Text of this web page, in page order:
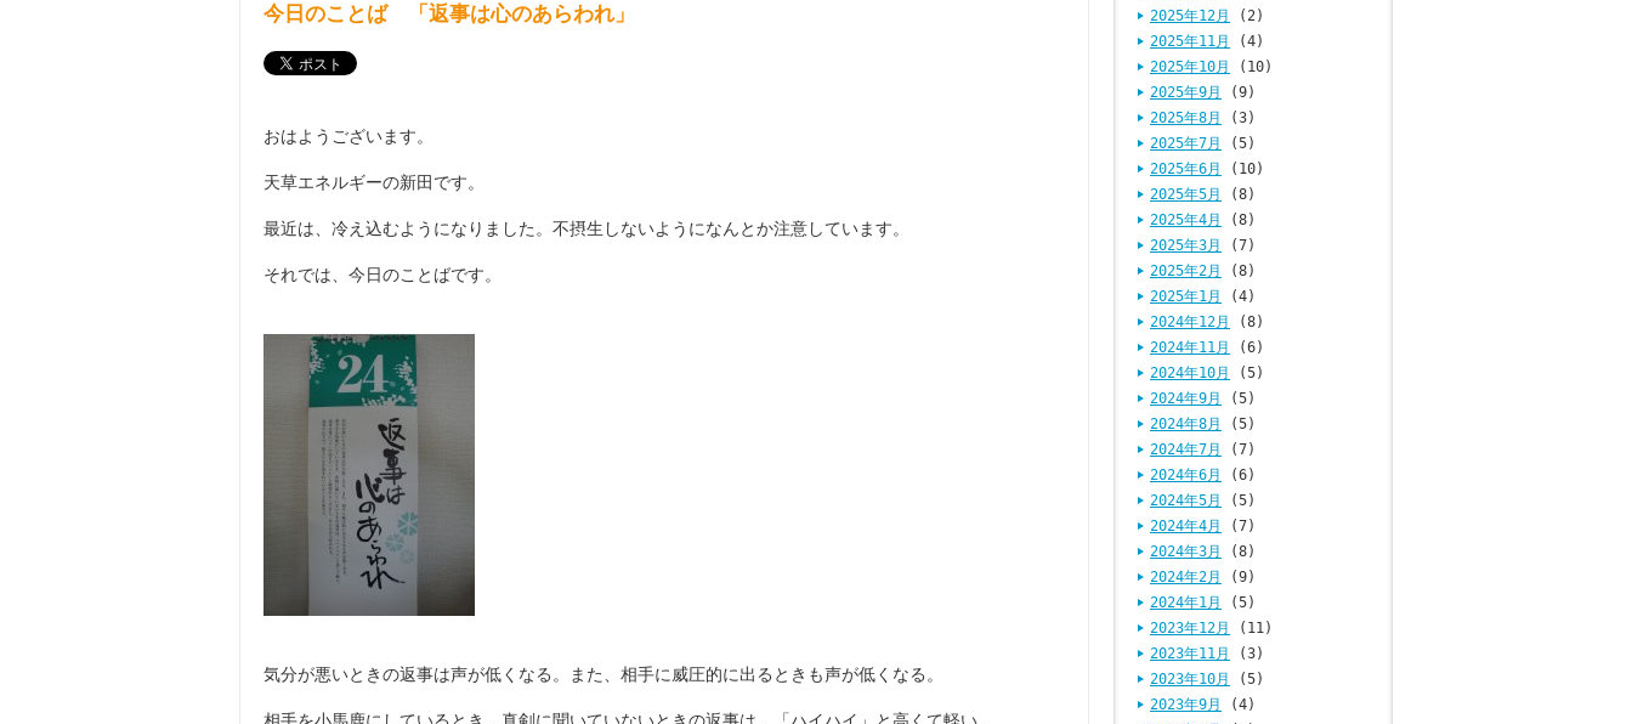
今日のことば 「返事は心のあらわれ」
おはようございます。
天草エネルギーの新田です。
最近は、冷え込むようになりました。不摂生しないようになんとか注意しています。
それでは、今日のことばです。
気分が悪いときの返事は声が低くなる。また、相手に威圧的に出るときも声が低くなる。
2025年12月
(2)
2025年11月
(4)
2025年10月
(10)
2025年9月
(9)
2025年8月
(3)
2025年7月
(5)
2025年6月
(10)
2025年5月
(8)
2025年4月
(8)
2025年3月
(7)
2025年2月
(8)
2025年1月
(4)
2024年12月
(8)
2024年11月
(6)
2024年10月
(5)
2024年9月
(5)
2024年8月
(5)
2024年7月
(7)
2024年6月
(6)
2024年5月
(5)
2024年4月
(7)
2024年3月
(8)
2024年2月
(9)
2024年1月
(5)
2023年12月
(11)
2023年11月
(3)
2023年10月
(5)
2023年9月
(4)